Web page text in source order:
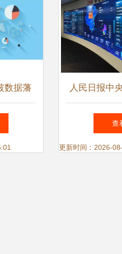
数据藩
章
人民日报中
年大数据优
驱动媒体融
查
更新时间：2026-